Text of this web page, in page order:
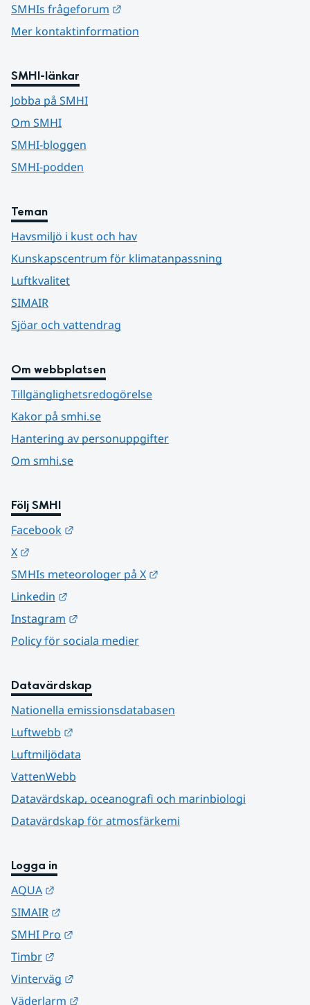
SMHIs frågeforum
Mer kontaktinformation
SMHI-länkar
Jobba på SMHI
Om SMHI
SMHI-bloggen
SMHI-podden
Teman
Havsmiljö i kust och hav
Kunskapscentrum för klimatanpassning
Luftkvalitet
SIMAIR
Sjöar och vattendrag
Om webbplatsen
Tillgänglighetsredogörelse
Kakor på smhi.se
Hantering av personuppgifter
Om smhi.se
Följ SMHI
Facebook
X
SMHIs meteorologer på X
Linkedin
Instagram
Policy för sociala medier
Datavärdskap
Nationella emissionsdatabasen
Luftwebb
Luftmiljödata
VattenWebb
Datavärdskap, oceanografi och marinbiologi
Datavärdskap för atmosfärkemi
Logga in
AQUA
SIMAIR
SMHI Pro
Timbr
Vinterväg
Väderlarm